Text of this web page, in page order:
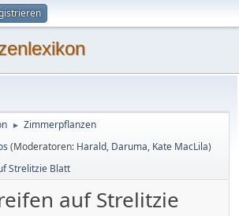
► Zimmerpflanzen
(Moderatoren: Harald, Daruma, Kate MacLila)
Strelitzie Blatt
auf Strelitzie